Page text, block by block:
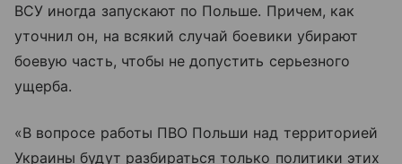
ВСУ иногда запускают по Польше. Причем, как
уточнил он, на всякий случай боевики убирают
боевую часть, чтобы не допустить серьезного
ущерба.
«В вопросе работы ПВО Польши над территорией
Украины будут разбираться только политики этих